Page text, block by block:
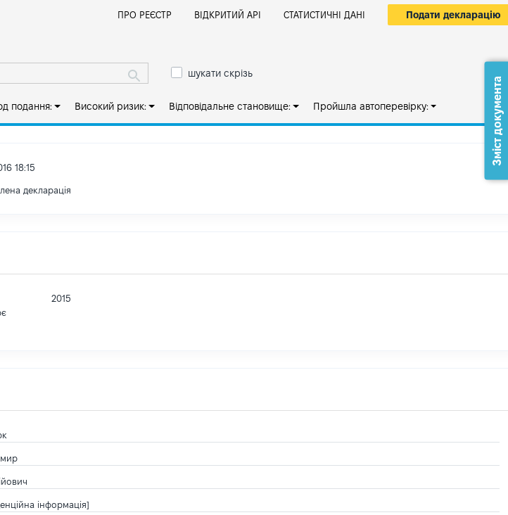
ПРО РЕЄСТР ВІДКРИТИЙ АРІ СТАТИСТИЧНІ ДАНІ Подати декларацію
шукати скрізь
подання: Високий ризик: Відповідальне становище: Пройшла автоперевірку:
18:15
декларація
2015
інформація]
Зміст документа